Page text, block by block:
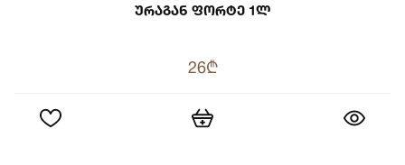
Ურაგან Ფორტე 1ლ
26₾